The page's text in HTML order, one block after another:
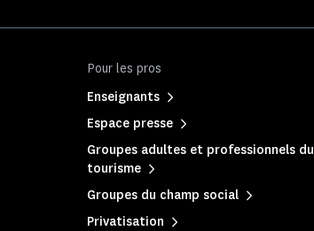
Pour les pros
Enseignants
Espace presse
Groupes adultes et professionnels du
tourisme
Groupes du champ social
Privatisation